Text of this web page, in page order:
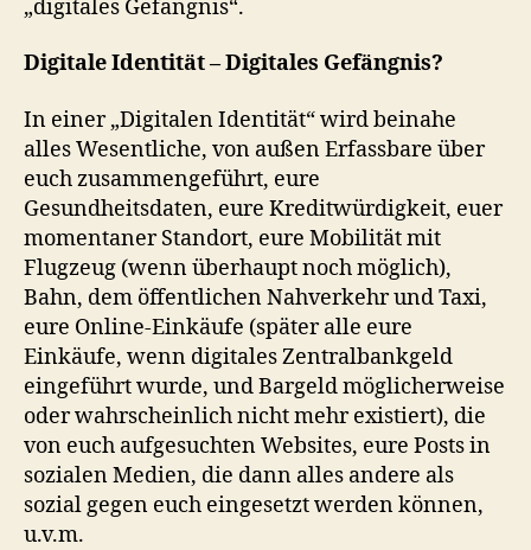
„digitales Gefängnis“.
Digitale Identität – Digitales Gefängnis?
In einer „Digitalen Identität“ wird beinahe
alles Wesentliche, von außen Erfassbare über
euch zusammengeführt, eure
Gesundheitsdaten, eure Kreditwürdigkeit, euer
momentaner Standort, eure Mobilität mit
Flugzeug (wenn überhaupt noch möglich),
Bahn, dem öffentlichen Nahverkehr und Taxi,
eure Online-Einkäufe (später alle eure
Einkäufe, wenn digitales Zentralbankgeld
eingeführt wurde, und Bargeld möglicherweise
oder wahrscheinlich nicht mehr existiert), die
von euch aufgesuchten Websites, eure Posts in
sozialen Medien, die dann alles andere als
sozial gegen euch eingesetzt werden können,
u.v.m.